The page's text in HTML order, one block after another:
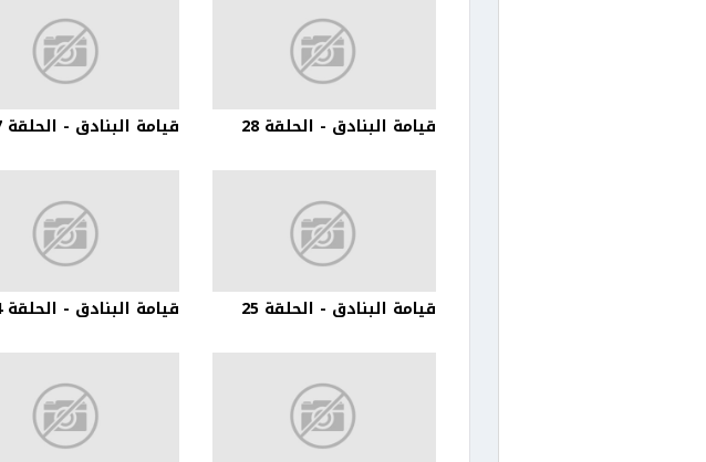
قيامة البنادق - الحلقة 28 قيامة البنادق - الحلقة 27
قيامة البنادق - الحلقة 25 قيامة البنادق - الحلقة 24